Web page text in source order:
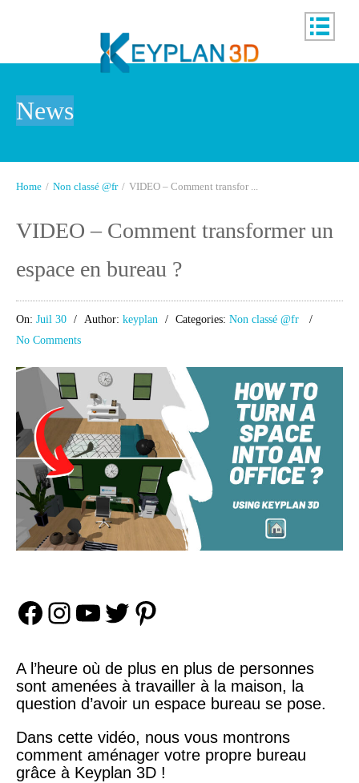
News
Home / Non classé @fr / VIDEO – Comment transfor ...
VIDEO – Comment transformer un
espace en bureau ?
On: Juil 30 Author: keyplan Categories: Non classé @fr
No Comments
Facebook
Instagram
YouTube
TwitterPinterest
A l’heure où de plus en plus de personnes
sont amenées à travailler à la maison, la
question d’avoir un espace bureau se pose.
Dans cette vidéo, nous vous montrons
comment aménager votre propre bureau
grâce à Keyplan 3D !